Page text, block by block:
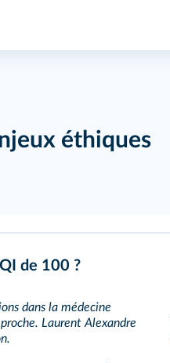
éthiques
de 100 ?
dans la médecine
Laurent Alexandre